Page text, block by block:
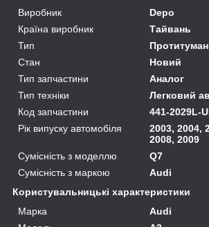
Виробник
Depo
Країна виробник
Тайвань
Тип
Стан
Новий
Тип запчастини
Аналог
Тип техніки
Легковий
Код запчастини
441-2029L-
Рік випуску автомобіля
2003, 2004,
2008, 2009
Сумісність з моделлю
Q7
Сумісність з маркою
Audi
Користувальницькі характеристики
Марка
Audi